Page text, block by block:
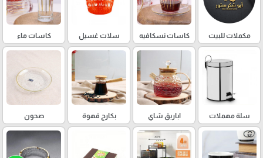
مكملات للبيت كاسات نسكافيه سلات غسيل كاسات ماء
سلة مهملات اباريق شاي بكارج قهوة صحون